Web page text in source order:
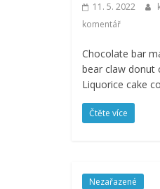
11. 5. 2022
komentář
Chocolate bar
bear claw donut
Liquorice cake
Čtěte více
Nezařazené